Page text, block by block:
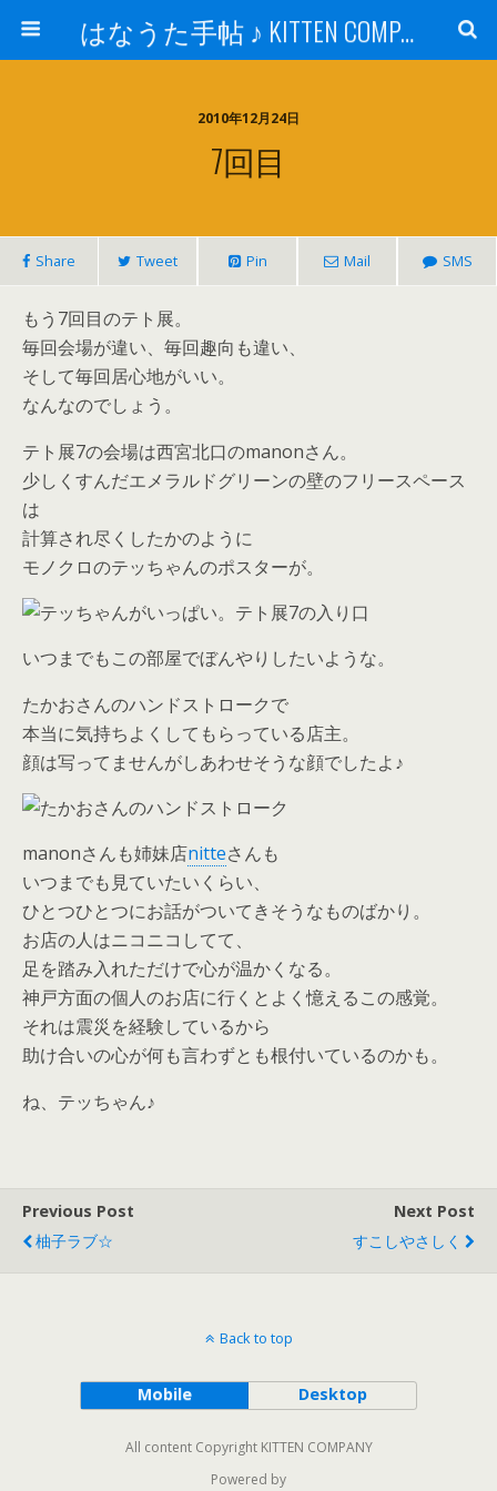
はなうた手帖 ♪ KITTEN COMPANY
2010年12月24日
7回目
Share Tweet Pin Mail SMS
もう7回目のテト展。
毎回会場が違い、毎回趣向も違い、
そして毎回居心地がいい。
なんなのでしょう。
テト展7の会場は西宮北口のmanonさん。
少しくすんだエメラルドグリーンの壁のフリースペース
は
計算され尽くしたかのように
モノクロのテッちゃんのポスターが。
いつまでもこの部屋でぼんやりしたいような。
たかおさんのハンドストロークで
本当に気持ちよくしてもらっている店主。
顔は写ってませんがしあわせそうな顔でしたよ♪
manonさんも姉妹店nitteさんも
いつまでも見ていたいくらい、
ひとつひとつにお話がついてきそうなものばかり。
お店の人はニコニコしてて、
足を踏み入れただけで心が温かくなる。
神戸方面の個人のお店に行くとよく憶えるこの感覚。
それは震災を経験しているから
助け合いの心が何も言わずとも根付いているのかも。
ね、テッちゃん♪
Previous Post
柚子ラブ☆
Next Post
すこしやさしく
Back to top
Mobile Desktop
All content Copyright KITTEN COMPANY
Powered by